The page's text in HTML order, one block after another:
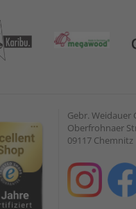
Gebr. Weidauer
Oberfrohnaer
09117 Chemnitz